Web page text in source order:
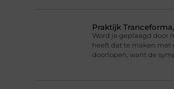
Praktijk
Word je geplaagd door
heeft dat te maken met
doorlopen, want de